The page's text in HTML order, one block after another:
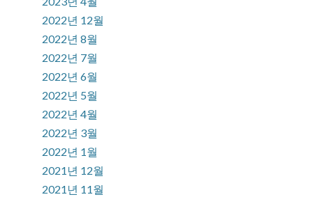
2022년 12월
2022년 8월
2022년 7월
2022년 6월
2022년 5월
2022년 4월
2022년 3월
2022년 1월
2021년 12월
2021년 11월